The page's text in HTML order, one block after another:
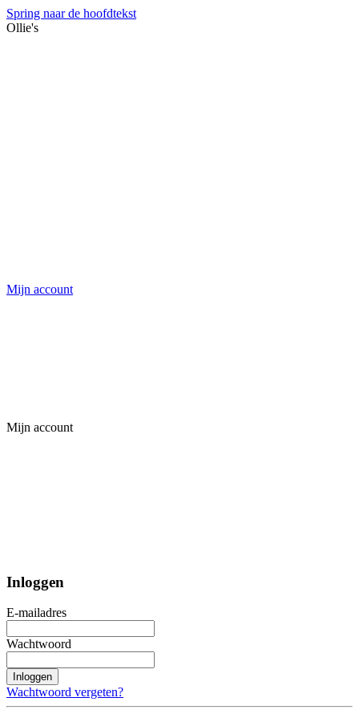
Spring naar de hoofdtekst
Ollie's
Mijn account
Mijn account
Inloggen
E-mailadres
Wachtwoord
Inloggen
Wachtwoord vergeten?